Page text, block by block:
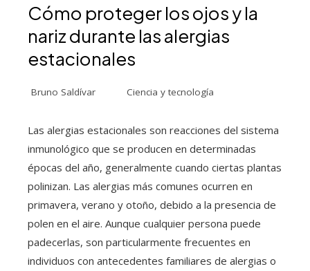
Cómo proteger los ojos y la
nariz durante las alergias
estacionales
Bruno Saldívar Ciencia y tecnología
Las alergias estacionales son reacciones del sistema
inmunológico que se producen en determinadas
épocas del año, generalmente cuando ciertas plantas
polinizan. Las alergias más comunes ocurren en
primavera, verano y otoño, debido a la presencia de
polen en el aire. Aunque cualquier persona puede
padecerlas, son particularmente frecuentes en
individuos con antecedentes familiares de alergias o